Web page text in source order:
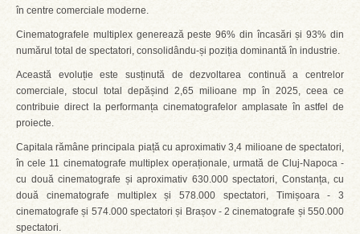
în centre comerciale moderne.
Cinematografele multiplex generează peste 96% din încasări și 93% din
numărul total de spectatori, consolidându-și poziția dominantă în industrie.
Această evoluție este susținută de dezvoltarea continuă a centrelor
comerciale, stocul total depășind 2,65 milioane mp în 2025, ceea ce
contribuie direct la performanța cinematografelor amplasate în astfel de
proiecte.
Capitala rămâne principala piață cu aproximativ 3,4 milioane de spectatori,
în cele 11 cinematografe multiplex operaționale, urmată de Cluj-Napoca -
cu două cinematografe și aproximativ 630.000 spectatori, Constanța, cu
două cinematografe multiplex și 578.000 spectatori, Timișoara - 3
cinematografe și 574.000 spectatori și Brașov - 2 cinematografe și 550.000
spectatori.